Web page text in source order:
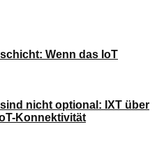
Wenn das IoT
nicht optional: IXT über
Konnektivität